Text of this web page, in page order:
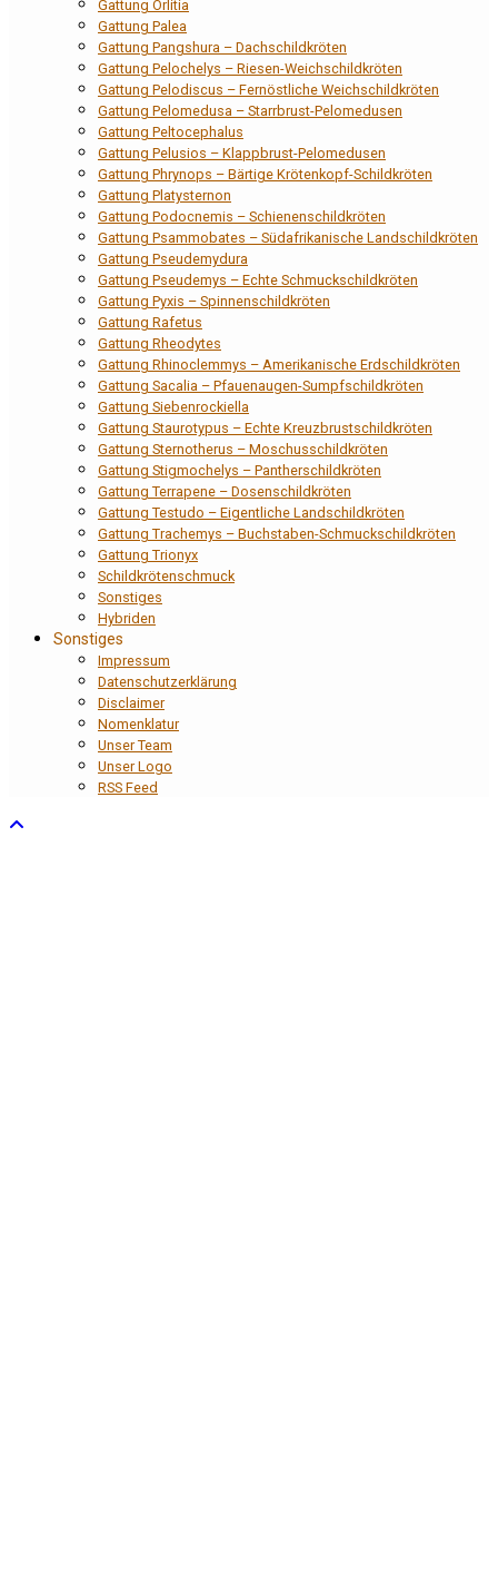
Gattung Orlitia
Gattung Palea
Gattung Pangshura – Dachschildkröten
Gattung Pelochelys – Riesen-Weichschildkröten
Gattung Pelodiscus – Fernöstliche Weichschildkröten
Gattung Pelomedusa – Starrbrust-Pelomedusen
Gattung Peltocephalus
Gattung Pelusios – Klappbrust-Pelomedusen
Gattung Phrynops – Bärtige Krötenkopf-Schildkröten
Gattung Platysternon
Gattung Podocnemis – Schienenschildkröten
Gattung Psammobates – Südafrikanische Landschildkröten
Gattung Pseudemydura
Gattung Pseudemys – Echte Schmuckschildkröten
Gattung Pyxis – Spinnenschildkröten
Gattung Rafetus
Gattung Rheodytes
Gattung Rhinoclemmys – Amerikanische Erdschildkröten
Gattung Sacalia – Pfauenaugen-Sumpfschildkröten
Gattung Siebenrockiella
Gattung Staurotypus – Echte Kreuzbrustschildkröten
Gattung Sternotherus – Moschusschildkröten
Gattung Stigmochelys – Pantherschildkröten
Gattung Terrapene – Dosenschildkröten
Gattung Testudo – Eigentliche Landschildkröten
Gattung Trachemys – Buchstaben-Schmuckschildkröten
Gattung Trionyx
Schildkrötenschmuck
Sonstiges
Hybriden
Sonstiges
Impressum
Datenschutzerklärung
Disclaimer
Nomenklatur
Unser Team
Unser Logo
RSS Feed